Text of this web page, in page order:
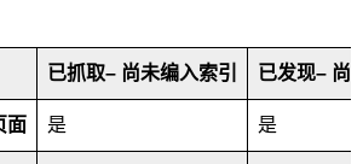
已抓取– 尚未编入索引 已发现– 尚
面 是 是